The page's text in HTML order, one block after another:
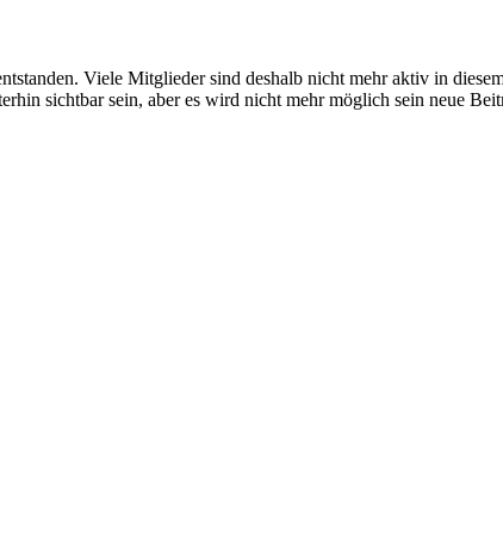
Viele Mitglieder sind deshalb nicht mehr aktiv in
sichtbar sein, aber es wird nicht mehr möglich sein neue